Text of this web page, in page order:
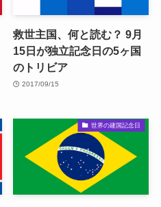
救世主国、何と読む？ 9月
15日が独立記念日の5ヶ国
のトリビア
2017/09/15
世界の建国記念日